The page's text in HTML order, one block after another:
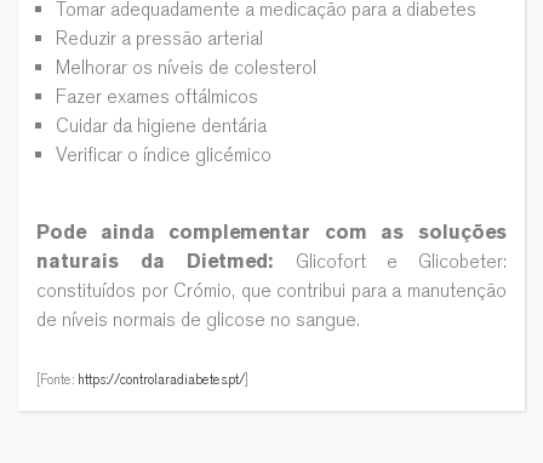
Tomar adequadamente a medicação para a diabetes
Reduzir a pressão arterial
Melhorar os níveis de colesterol
Fazer exames oftálmicos
Cuidar da higiene dentária
Verificar o índice glicémico
Pode ainda complementar com as soluções
naturais da Dietmed: Glicofort e Glicobeter:
constituídos por Crómio, que contribui para a manutenção
de níveis normais de glicose no sangue.
[Fonte: https://controlaradiabetes.pt/